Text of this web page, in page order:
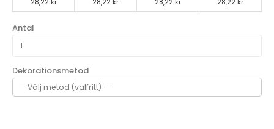
Antal
Dekorationsmetod